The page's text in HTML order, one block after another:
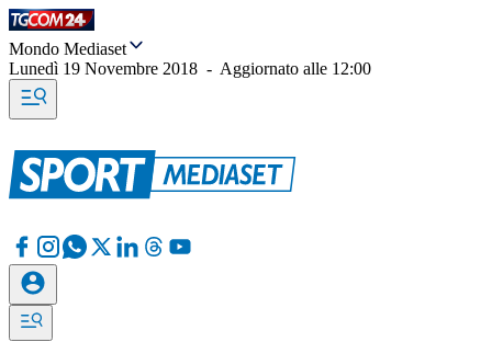
Mondo Mediaset
Lunedì 19 Novembre 2018 - Aggiornato alle 12:00